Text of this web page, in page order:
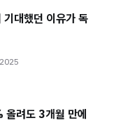
대했던 이유가 독
려도 3개월 만에